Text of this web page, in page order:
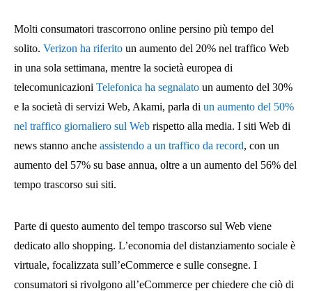
Molti consumatori trascorrono online persino più tempo del
solito. Verizon ha riferito un aumento del 20% nel traffico Web
in una sola settimana, mentre la società europea di
telecomunicazioni Telefonica ha segnalato un aumento del 30%
e la società di servizi Web, Akami, parla di un aumento del 50%
nel traffico giornaliero sul Web rispetto alla media. I siti Web di
news stanno anche assistendo a un traffico da record, con un
aumento del 57% su base annua, oltre a un aumento del 56% del
tempo trascorso sui siti.
Parte di questo aumento del tempo trascorso sul Web viene
dedicato allo shopping. L’economia del distanziamento sociale è
virtuale, focalizzata sull’eCommerce e sulle consegne. I
consumatori si rivolgono all’eCommerce per chiedere che ciò di